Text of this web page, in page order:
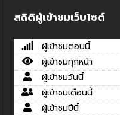
สถิติผู้เข้าชมเว็บไซต์
ผู้เข้าชมตอนนี้
ผู้เข้าชมทุกหน้า
ผู้เข้าชมวันนี้
ผู้เข้าชมเดือนนี้
ผู้เข้าชมปีนี้